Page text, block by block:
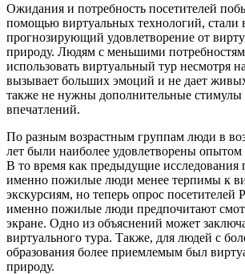
Ожидания и потребность посетителей
помощью виртуальных технологий,
прогнозирующий удовлетворение от
природу. Людям с меньшими
использовать виртуальный тур несмотря
вызывает больших эмоций и не дает
также не нужны дополнительные
впечатлений.
По разным возрастным группам люди в
лет были наиболее удовлетворены опытом
В то время как предыдущие исследования
именно пожилые люди менее терпимы к
экскурсиям, но теперь опрос посетителей
именно пожилые люди предпочитают
экране. Одно из объяснений может
виртуального тура. Также, для людей с
образования более приемлемым был
природу.